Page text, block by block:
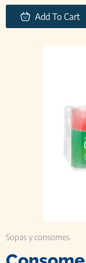
Add To Cart
Sopas y consomes